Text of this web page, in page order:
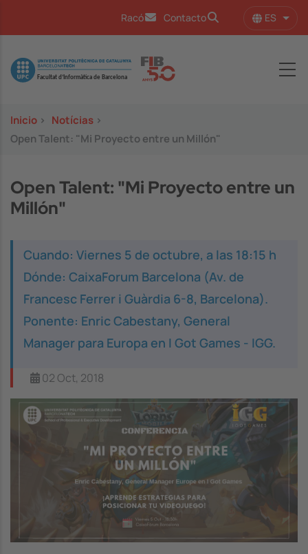
Racó Contacto ES
Image
Inicio > Notícias >
Open Talent: "Mi Proyecto entre un Millón"
Open Talent: "Mi Proyecto entre un
Millón"
Cuando: Viernes 5 de octubre, a las 18:15 h
Dónde: CaixaForum Barcelona (Av. de
Francesc Ferrer i Guàrdia 6-8, Barcelona).
Ponente: Enric Cabestany, General
Manager para Europa en I Got Games - IGG.
02 Oct, 2018
Image